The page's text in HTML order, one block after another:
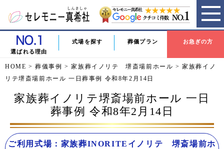
選ばれる理由
式場を探す 葬儀プラン お急ぎの方
HOME >葬儀事例 >家族葬イノリテ 堺斎場前ホール >家族葬イノ
リテ堺斎場前ホール 一日葬事例 令和8年2月14日
家族葬イノリテ堺斎場前ホール 一日
葬事例 令和8年2月14日
ご利用式場：家族葬INORITEイノリテ 堺斎場前ホ